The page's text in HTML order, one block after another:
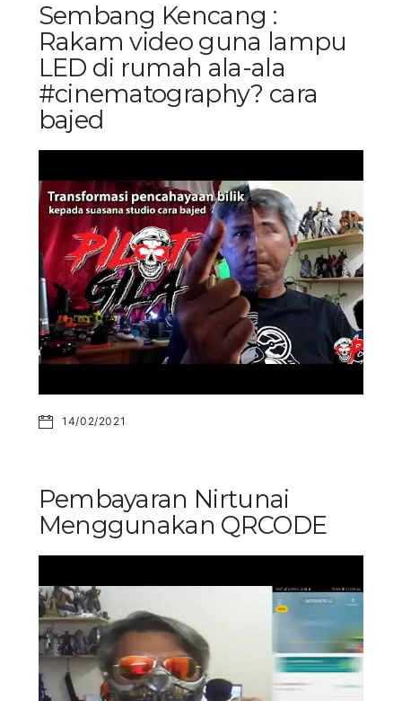
Sembang Kencang :
Rakam video guna lampu
LED di rumah ala-ala
#cinematography? cara
bajed
14/02/2021
Pembayaran Nirtunai
Menggunakan QRCODE